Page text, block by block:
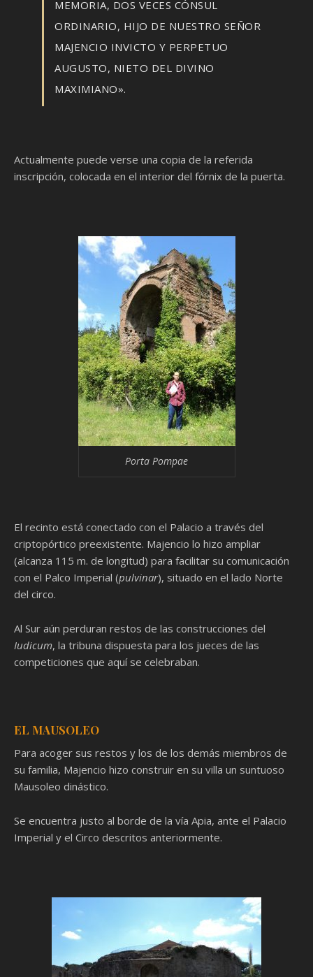
MEMORIA, DOS VECES CÓNSUL
ORDINARIO, HIJO DE NUESTRO SEÑOR
MAJENCIO INVICTO Y PERPETUO
AUGUSTO, NIETO DEL DIVINO
MAXIMIANO».
Actualmente puede verse una copia de la referida
inscripción, colocada en el interior del fórnix de la puerta.
Porta Pompae
El recinto está conectado con el Palacio a través del
criptopórtico preexistente. Majencio lo hizo ampliar
(alcanza 115 m. de longitud) para facilitar su comunicación
con el Palco Imperial (pulvinar), situado en el lado Norte
del circo.
Al Sur aún perduran restos de las construcciones del
Iudicum, la tribuna dispuesta para los jueces de las
competiciones que aquí se celebraban.
EL MAUSOLEO
Para acoger sus restos y los de los demás miembros de
su familia, Majencio hizo construir en su villa un suntuoso
Mausoleo dinástico.
Se encuentra justo al borde de la vía Apia, ante el Palacio
Imperial y el Circo descritos anteriormente.